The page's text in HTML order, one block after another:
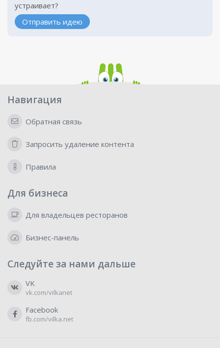
устраивает?
Отправить идею
Навигация
Обратная связь
Запросить удаление контента
Правила
Для бизнеса
Для владельцев ресторанов
Бизнес-панель
Следуйте за нами дальше
VK
vk.com/vilkanet
Facebook
fb.com/vilka.net